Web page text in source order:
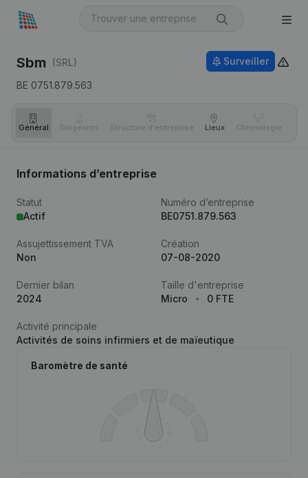
Sbm (SRL)
BE 0751.879.563
Surveiller
Général Dirigeants Structure d'entreprise Lieux Chronologie
Informations d’entreprise
Statut
Actif
Numéro d’entreprise
BE0751.879.563
Assujettissement TVA
Non
Création
07-08-2020
Dernier bilan
2024
Taille d'entreprise
Micro
0 FTE
Activité principale
Activités de soins infirmiers et de maïeutique
Baromètre de santé